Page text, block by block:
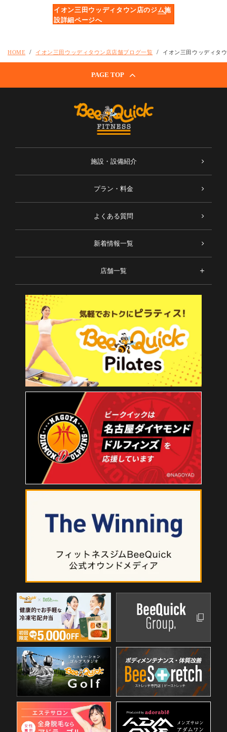
イオン三田ウッディタウン店のジム施
設詳細ページへ
HOME イオン三田ウッディタウン店店舗ブログ一覧 イオン三田ウッディタ
PAGE TOP
施設・設備紹介
プラン・料金
よくある質問
新着情報一覧
店舗一覧